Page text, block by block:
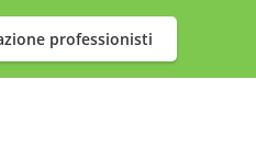
professionisti